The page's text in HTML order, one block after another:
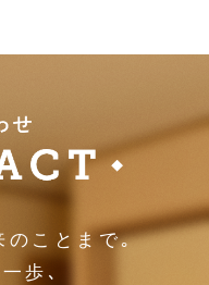
のことまで｡
歩､